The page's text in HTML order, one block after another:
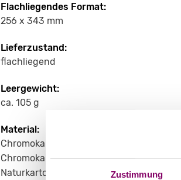
Zustimmung
Flachliegendes Format:
256 x 343 mm
Lieferzustand:
flachliegend
Leergewicht:
ca. 105 g
Material:
Chromokarton GC1 weiß 400 g/m²
Chromokarton GC1 weiß Naturseite 400
Naturkarton braun 450 g/m²